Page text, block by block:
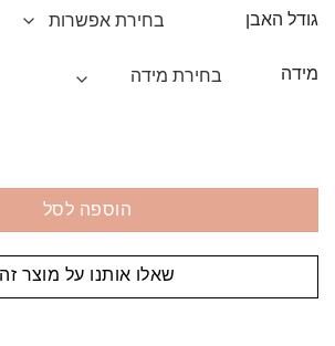
גודל האבן
מידה
הוספה לסל
שאלו אותנו על מוצר זה